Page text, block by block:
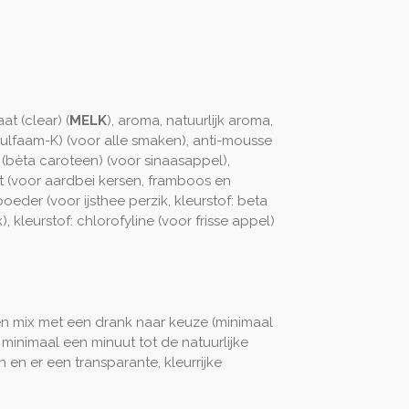
(clear) (MELK), aroma, natuurlijk aroma,
K) (voor alle smaken), anti-mousse
caroteen) (voor sinaasappel),
aardbei kersen, framboos en
(voor ijsthee perzik, kleurstof: beta
kleurstof: chlorofyline (voor frisse appel)
mix met een drank naar keuze (minimaal
een minuut tot de natuurlijke
en er een transparante, kleurrijke